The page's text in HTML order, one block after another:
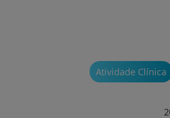
Atividade Clínica